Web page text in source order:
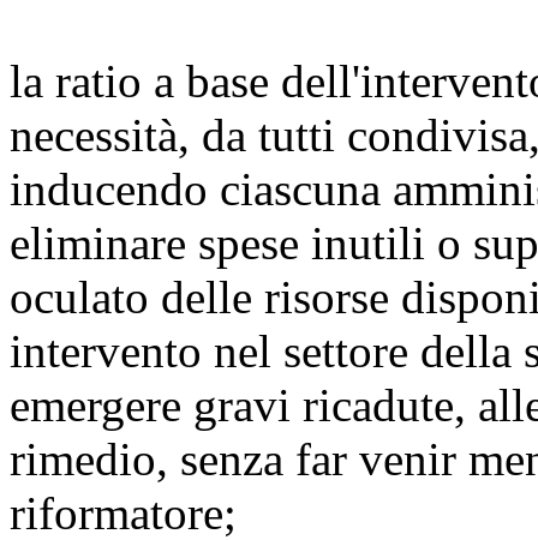
la ratio a base
necessità, da tutti
inducendo ciascuna
eliminare spese inutili o
oculato delle risorse
intervento nel settore della
emergere gravi ricadute,
rimedio, senza far venir
riformatore;